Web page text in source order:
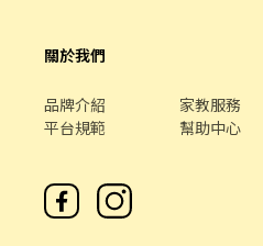
關於我們
品牌介紹 家教服務
平台規範
幫助中心